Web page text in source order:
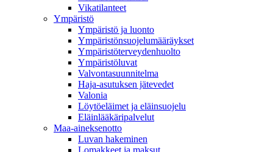
Vikatilanteet
Ympäristö
Ympäristö ja luonto
Ympäristönsuojelumääräykset
Ympäristöterveydenhuolto
Ympäristöluvat
Valvontasuunnitelma
Haja-asutuksen jätevedet
Valonia
Löytöeläimet ja eläinsuojelu
Eläinlääkäripalvelut
Maa-aineksenotto
Luvan hakeminen
Lomakkeet ja maksut